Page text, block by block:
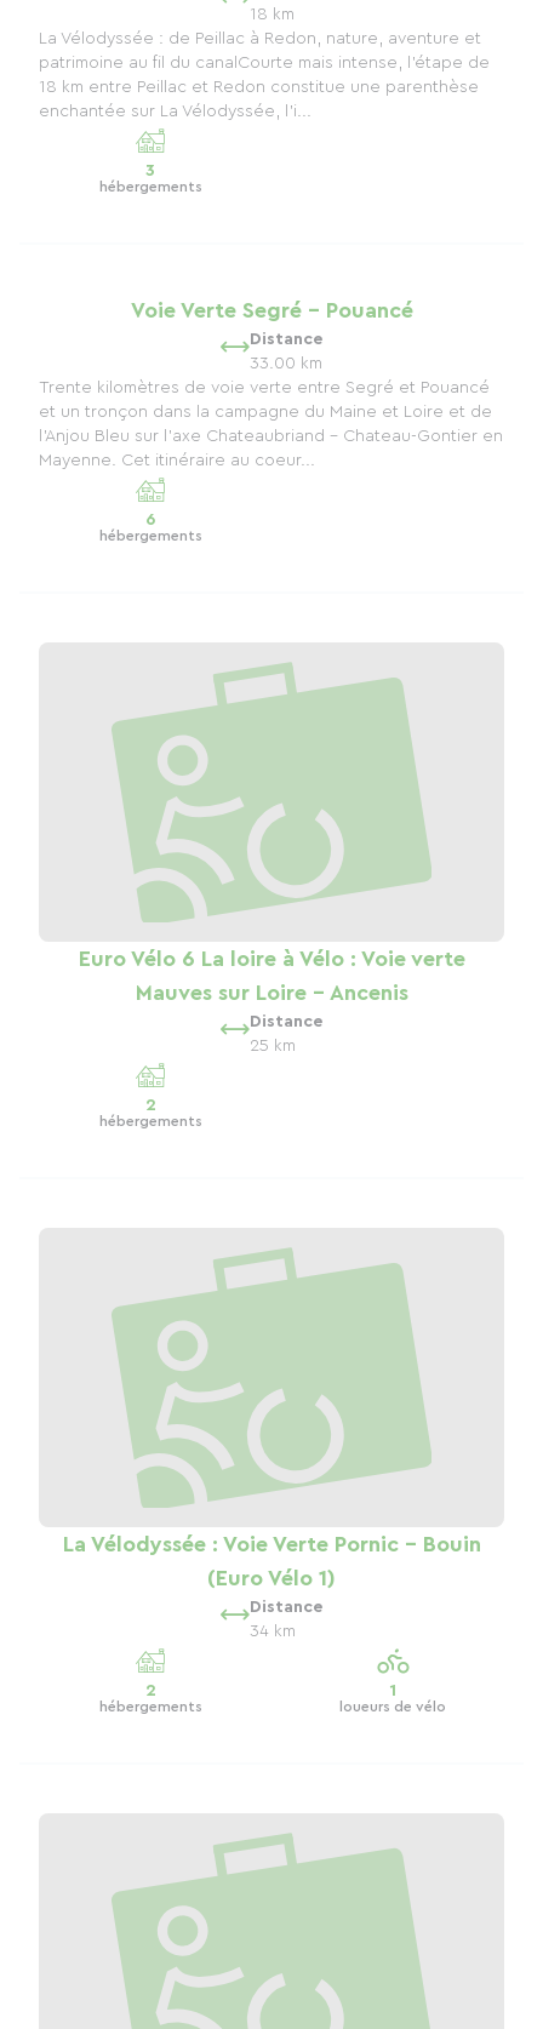
18 km
La Vélodyssée : de Peillac à Redon, nature, aventure et
patrimoine au fil du canalCourte mais intense, l’étape de
18 km entre Peillac et Redon constitue une parenthèse
enchantée sur La Vélodyssée, l’i...
3
hébergements
Voie Verte Segré - Pouancé
Distance
33.00 km
Trente kilomètres de voie verte entre Segré et Pouancé
et un tronçon dans la campagne du Maine et Loire et de
l'Anjou Bleu sur l'axe Chateaubriand - Chateau-Gontier en
Mayenne. Cet itinéraire au coeur...
6
hébergements
Euro Vélo 6 La loire à Vélo : Voie verte
Mauves sur Loire - Ancenis
Distance
25 km
2
hébergements
La Vélodyssée : Voie Verte Pornic - Bouin
(Euro Vélo 1)
Distance
34 km
2
hébergements
1
loueurs de vélo